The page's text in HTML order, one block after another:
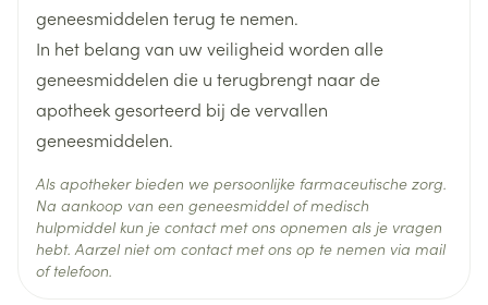
De normale vochtinname dient vanaf 1 uur voor tot 8
uur na toediening tot max. 0,5 l beperkt te worden,
teneinde vochtintoxicatie te voorkomen
Vóór toediening dient de blaas te worden geleegd
Behoud Kamertemperatuur (15°C - 25°C)
geneesmiddelen terug te nemen.
In het belang van uw veiligheid worden alle
geneesmiddelen die u terugbrengt naar de
apotheek gesorteerd bij de vervallen
geneesmiddelen.
Als apotheker bieden we persoonlijke farmaceutische zorg.
Na aankoop van een geneesmiddel of medisch
hulpmiddel kun je contact met ons opnemen als je vragen
hebt. Aarzel niet om contact met ons op te nemen via mail
of telefoon.